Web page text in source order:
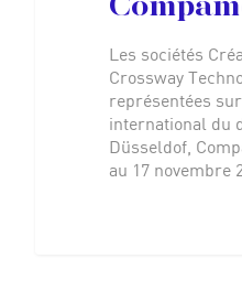
Les sociétés
Crossway
représentées
international du
Düsseldof,
au 17 novembre